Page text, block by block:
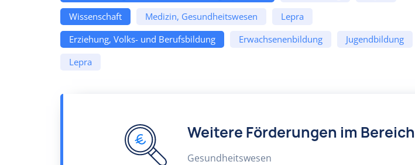
Wissenschaft
Medizin, Gesundheitswesen
Lepra
Erziehung, Volks- und Berufsbildung
Erwachsenenbildung
Jugendbildung
Lepra
Weitere Förderungen im Bereich
Gesundheitswesen